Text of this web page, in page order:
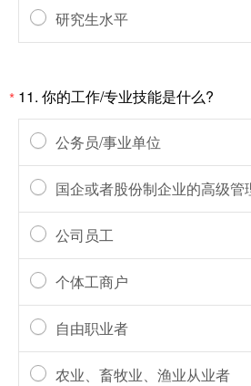
研究生水平
* 11. 你的工作/专业技能是什么?
公务员/事业单位
国企或者股份制企业的高级管
公司员工
个体工商户
自由职业者
农业、畜牧业、渔业从业者